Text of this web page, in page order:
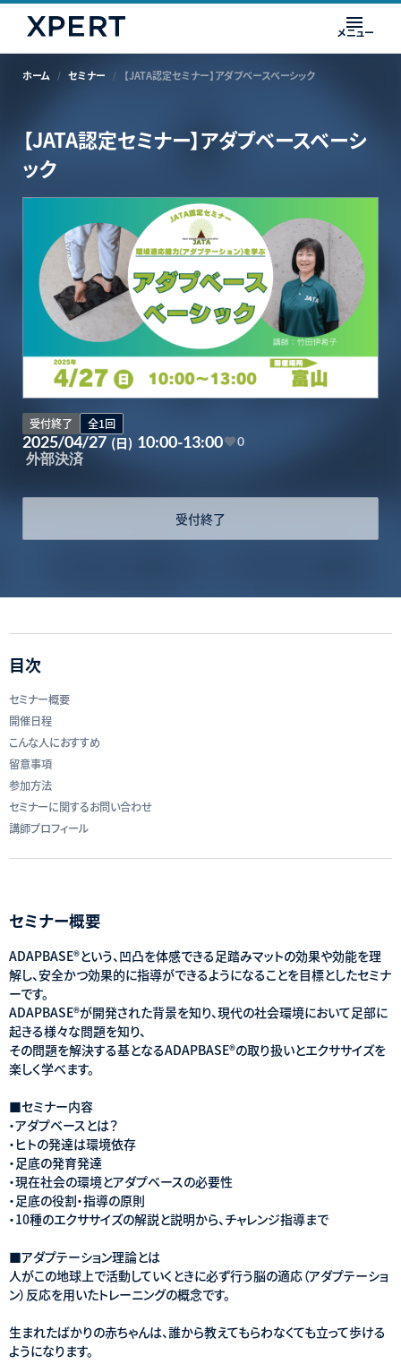
メニュー
ホーム セミナー 【JATA認定セミナー】アダプベースベーシック
【JATA認定セミナー】アダプベースベーシ
ック
受付終了 全1回
2025/04/27 (日) 10:00-13:00 0
外部決済
受付終了
目次
セミナー概要
開催日程
こんな人におすすめ
留意事項
参加方法
セミナーに関するお問い合わせ
講師プロフィール
セミナー概要
ADAPBASE®という、凹凸を体感できる足踏みマットの効果や効能を理
解し、安全かつ効果的に指導ができるようになることを目標としたセミナ
ーです。
ADAPBASE®が開発された背景を知り、現代の社会環境において足部に
起きる様々な問題を知り、
その問題を解決する基となるADAPBASE®の取り扱いとエクササイズを
楽しく学べます。
■セミナー内容
・アダプベースとは？
・ヒトの発達は環境依存
・足底の発育発達
・現在社会の環境とアダプベースの必要性
・足底の役割・指導の原則
・10種のエクササイズの解説と説明から、チャレンジ指導まで
■アダプテーション理論とは
人がこの地球上で活動していくときに必ず行う脳の適応（アダプテーショ
ン）反応を用いたトレーニングの概念です。
生まれたばかりの赤ちゃんは、誰から教えてもらわなくても立って歩ける
ようになります。